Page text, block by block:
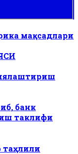
мақсадлари
банк
таклифи
таҳлили